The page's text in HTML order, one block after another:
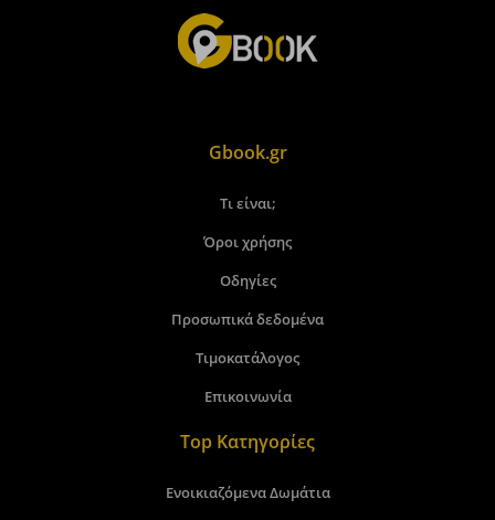
Gbook.gr
Τι είναι;
Όροι χρήσης
Οδηγίες
Προσωπικά δεδομένα
Τιμοκατάλογος
Επικοινωνία
Top Κατηγορίες
Ενοικιαζόμενα Δωμάτια